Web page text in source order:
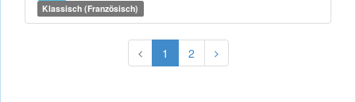
Klassisch (Französisch)
1 2